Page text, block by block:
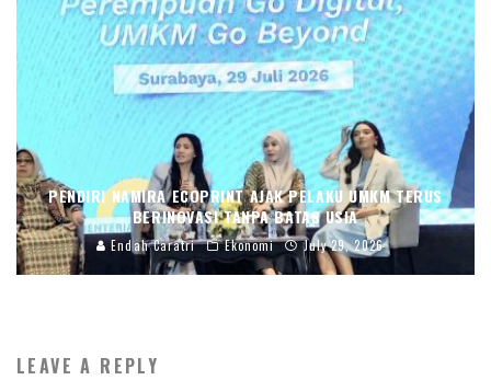
PENDIRI NAMIRA ECOPRINT AJAK PELAKU UMKM TERUS
BERINOVASI TANPA BATAS USIA
Endah Caratri Ekonomi July 29, 2026
LEAVE A REPLY